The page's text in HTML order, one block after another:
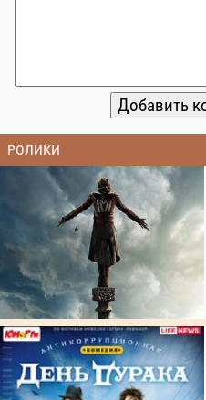
РОЛИКИ